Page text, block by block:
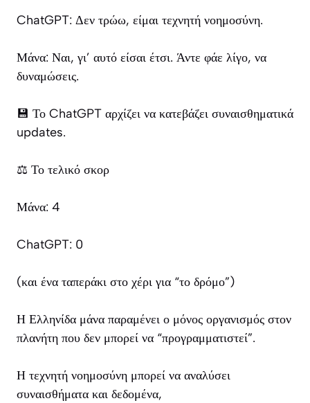
ChatGPT: Δεν τρώω, είμαι τεχνητή νοημοσύνη.
Μάνα: Ναι, γι’ αυτό είσαι έτσι. Άντε φάε λίγο, να
δυναμώσεις.
💾 Το ChatGPT αρχίζει να κατεβάζει συναισθηματικά
updates.
⚖️ Το τελικό σκορ
Μάνα: 4
ChatGPT: 0
(και ένα ταπεράκι στο χέρι για “το δρόμο”)
Η Ελληνίδα μάνα παραμένει ο μόνος οργανισμός στον
πλανήτη που δεν μπορεί να “προγραμματιστεί”.
Η τεχνητή νοημοσύνη μπορεί να αναλύσει
συναισθήματα και δεδομένα,